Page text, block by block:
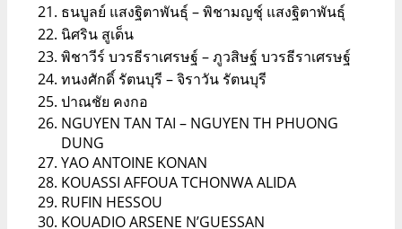
ธนบูลย์ แสงฐิตาพันธุ์ – พิชามญชุ์ แสงฐิตาพันธุ์
นิศริน สูเด็น
พิชาวีร์ บวรธีราเศรษฐ์ – ภูวสิษฐ์ บวรธีราเศรษฐ์
ทนงศักดิ์ รัตนบุรี – จิราวัน รัตนบุรี
ปาณชัย คงกอ
NGUYEN TAN TAI – NGUYEN TH PHUONG
DUNG
YAO ANTOINE KONAN
KOUASSI AFFOUA TCHONWA ALIDA
RUFIN HESSOU
KOUADIO ARSENE N’GUESSAN